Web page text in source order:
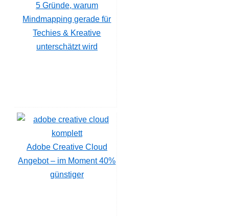
5 Gründe, warum
Mindmapping gerade für
Techies & Kreative
unterschätzt wird
Adobe Creative Cloud
Angebot – im Moment 40%
günstiger